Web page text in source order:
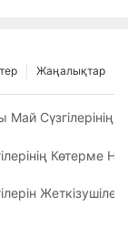
Жаңалықтар
Жан-
Сүзгілерінің
Негізгі Ойлар
Көтерме
Олардың